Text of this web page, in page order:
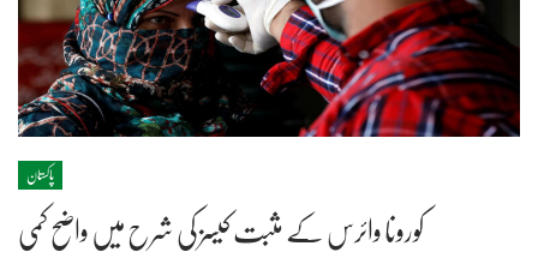
پاکستان
کورونا وائرس کے مثبت کیسز کی شرح میں واضح کمی